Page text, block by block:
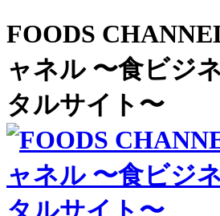
FOODS
ャネル 〜食ビジ
タルサイト〜